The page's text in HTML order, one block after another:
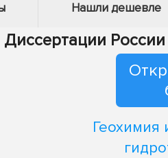
Нашли дешевле
Диссертации России